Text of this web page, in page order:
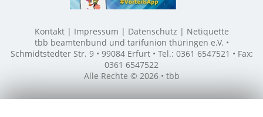
Kontakt Impressum Datenschutz
Netiquette
tbb beamtenbund und tarifunion thüringen e.V. •
Schmidtstedter Str. 9 • 99084 Erfurt • Tel.: 0361 6547521 • Fax:
0361 6547522
Alle Rechte © 2026 • tbb